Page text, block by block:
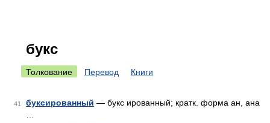
букс
Толкование Перевод Книги
41 буксированный — букс ированный; кратк. форма ан, ана